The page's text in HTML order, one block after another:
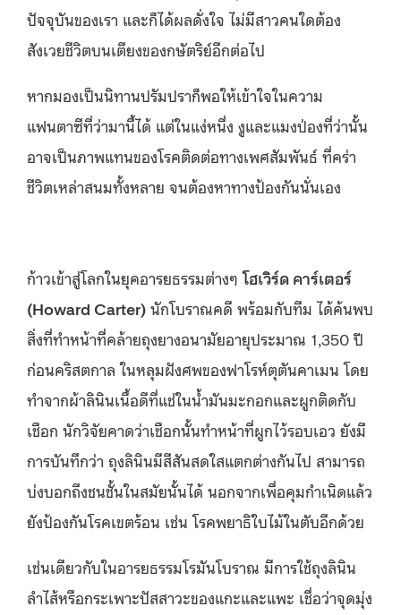
ปัจจุบันของเรา และก็ได้ผลดั่งใจ ไม่มีสาวคนใดต้อง
สังเวยชีวิตบนเตียงของกษัตริย์อีกต่อไป
หากมองเป็นนิทานปรัมปราก็พอให้เข้าใจในความ
แฟนตาซีที่ว่ามานี้ได้ แต่ในแง่หนึ่ง งูและแมงป่องที่ว่านั้น
อาจเป็นภาพแทนของโรคติดต่อทางเพศสัมพันธ์ ที่คร่า
ชีวิตเหล่าสนมทั้งหลาย จนต้องหาทางป้องกันนั่นเอง
ก้าวเข้าสู่โลกในยุคอารยธรรมต่างๆโฮเวิร์ด คาร์เตอร์
(Howard Carter) นักโบราณคดี พร้อมกับทีม ได้ค้นพบ
สิ่งที่ทำหน้าที่คล้ายถุงยางอนามัยอายุประมาณ 1,350 ปี
ก่อนคริสตกาล ในหลุมฝังศพของฟาโรห์ตุตันคาเมน โดย
ทำจากผ้าลินินเนื้อดีที่แช่ในน้ำมันมะกอกและผูกติดกับ
เชือก นักวิจัยคาดว่าเชือกนั้นทำหน้าที่ผูกไว้รอบเอว ยังมี
การบันทึกว่า ถุงลินินมีสีสันสดใสแตกต่างกันไป สามารถ
บ่งบอกถึงชนชั้นในสมัยนั้นได้ นอกจากเพื่อคุมกำเนิดแล้ว
ยังป้องกันโรคเขตร้อน เช่น โรคพยาธิใบไม้ในตับอีกด้วย
เช่นเดียวกับในอารยธรรมโรมันโบราณ มีการใช้ถุงลินิน
ลำไส้หรือกระเพาะปัสสาวะของแกะและแพะ เชื่อว่าจุดมุ่ง